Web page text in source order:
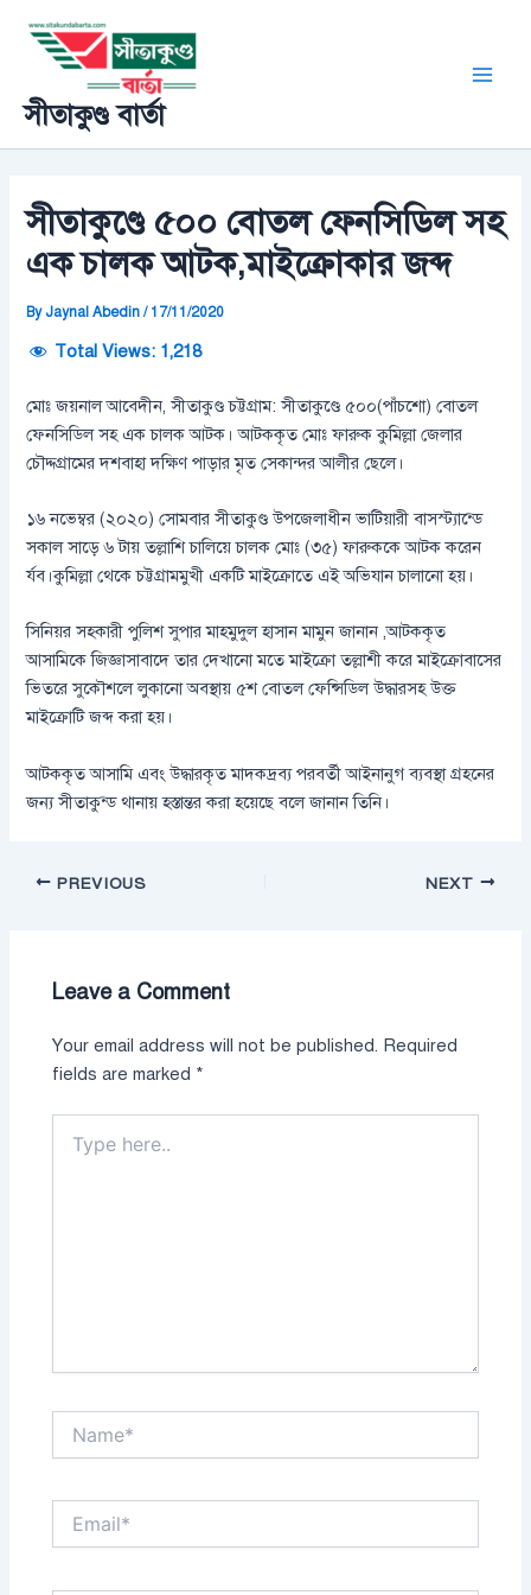
content
সীতাকুণ্ড বার্তা
সীতাকুণ্ডে ৫০০ বোতল ফেনসিডিল সহ
এক চালক আটক,মাইক্রোকার জব্দ
By Jaynal Abedin/ 17/11/2020
Total Views: 1,218
মোঃ জয়নাল আবেদীন, সীতাকুণ্ড চট্টগ্রাম: সীতাকুণ্ডে ৫০০(পাঁচশো) বোতল
ফেনসিডিল সহ এক চালক আটক। আটককৃত মোঃ ফারুক কুমিল্লা জেলার
চৌদ্দগ্রামের দশবাহা দক্ষিণ পাড়ার মৃত সেকান্দর আলীর ছেলে।
১৬ নভেম্বর (২০২০) সোমবার সীতাকুণ্ড উপজেলাধীন ভাটিয়ারী বাসস্ট্যান্ডে
সকাল সাড়ে ৬ টায় তল্লাশি চালিয়ে চালক মোঃ (৩৫) ফারুককে আটক করেন
র্যব।কুমিল্লা থেকে চট্টগ্রামমুখী একটি মাইক্রোতে এই অভিযান চালানো হয়।
সিনিয়র সহকারী পুলিশ সুপার মাহমুদুল হাসান মামুন জানান ,আটককৃত
আসামিকে জিজ্ঞাসাবাদে তার দেখানো মতে মাইক্রো তল্লাশী করে মাইক্রোবাসের
ভিতরে সুকৌশলে লুকানো অবস্থায় ৫শ বোতল ফেন্সিডিল উদ্ধারসহ উক্ত
মাইক্রোটি জব্দ করা হয়।
আটককৃত আসামি এবং উদ্ধারকৃত মাদকদ্রব্য পরবর্তী আইনানুগ ব্যবস্থা গ্রহনের
জন্য সীতাকুন্ড থানায় হস্তান্তর করা হয়েছে বলে জানান তিনি।
navigation
PREVIOUS NEXT
Leave a Comment
Your email address will not be published. Required
fields are marked *
here..